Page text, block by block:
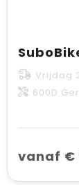
Vrijdag
600D
vanaf €